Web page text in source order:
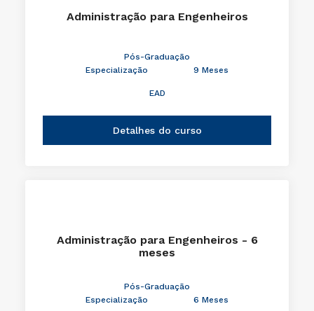
Administração para Engenheiros
Pós-Graduação
Especialização
9 Meses
EAD
Detalhes do curso
Administração para Engenheiros - 6
meses
Pós-Graduação
Especialização
6 Meses